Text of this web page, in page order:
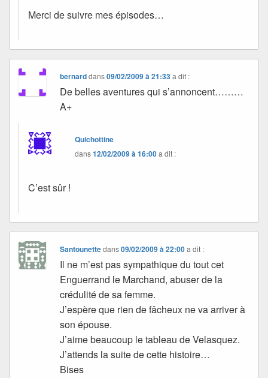
Merci de suivre mes épisodes…
bernarddans09/02/2009 à 21:33 a dit :
De belles aventures qui s’annoncent………
A+
Quichottine
dans12/02/2009 à 16:00a dit :
C’est sûr !
Santounettedans09/02/2009 à 22:00 a dit :
Il ne m’est pas sympathique du tout cet
Enguerrand le Marchand, abuser de la
crédulité de sa femme.
J’espère que rien de fâcheux ne va arriver à
son épouse.
J’aime beaucoup le tableau de Velasquez.
J’attends la suite de cette histoire…
Bises